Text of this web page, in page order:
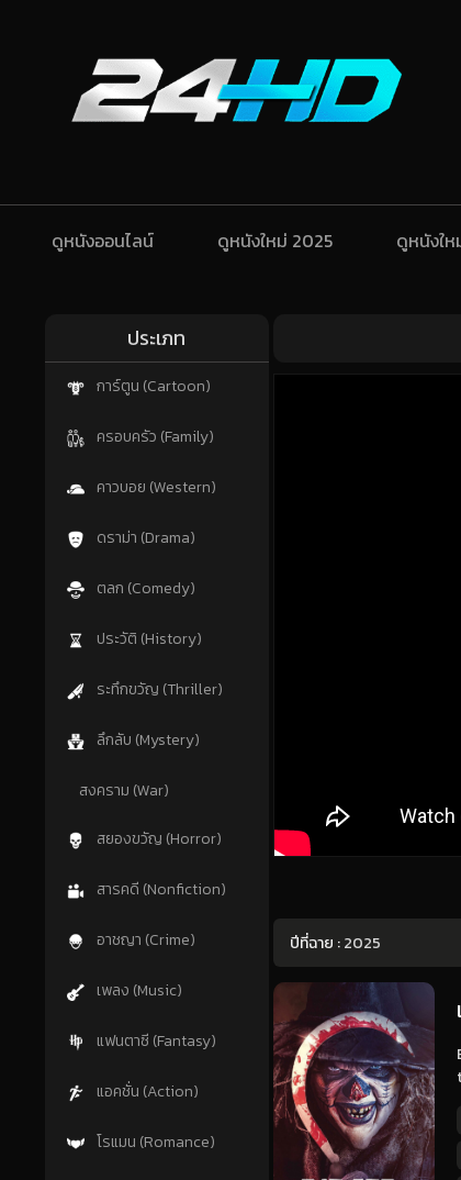
ดูหนังออนไลน์ ดูหนังใหม่ 2025 ดูหนังใ
ประเภท
การ์ตูน (Cartoon)
ครอบครัว (Family)
คาวบอย (Western)
ดราม่า (Drama)
ตลก (Comedy)
ประวัติ (History)
ระทึกขวัญ (Thriller)
ลึกลับ (Mystery)
สงคราม (War)
สยองขวัญ (Horror)
สารคดี (Nonfiction)
อาชญา (Crime)
เพลง (Music)
แฟนตาซี (Fantasy)
แอคชั่น (Action)
โรแมน (Romance)
ปีที่ฉาย :2025